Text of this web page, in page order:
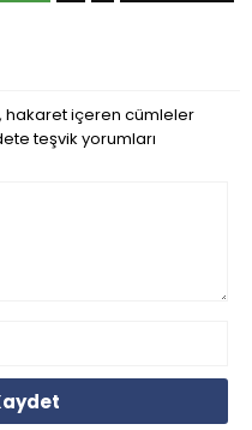
hakaret içeren cümleler
teşvik yorumları